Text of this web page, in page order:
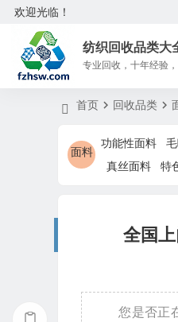
欢迎光临！
纺织回收品类大
专业回收，十年经验
首页 回收品类
面料
功能性面料
真丝面料
全国
您是否正